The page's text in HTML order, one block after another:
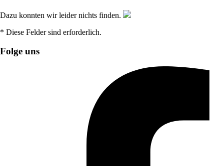
Dazu konnten wir leider nichts finden.
* Diese Felder sind erforderlich.
Folge uns